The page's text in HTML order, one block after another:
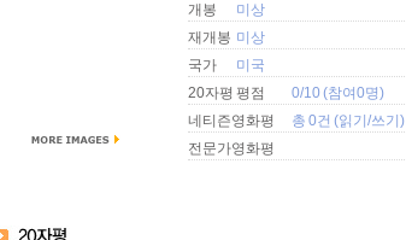
개봉
미상
재개봉 미상
국가
미국
20자평 평점
0/10 (참여0명)
네티즌영화평
총 0건 (읽기 /쓰기 )
전문가영화평